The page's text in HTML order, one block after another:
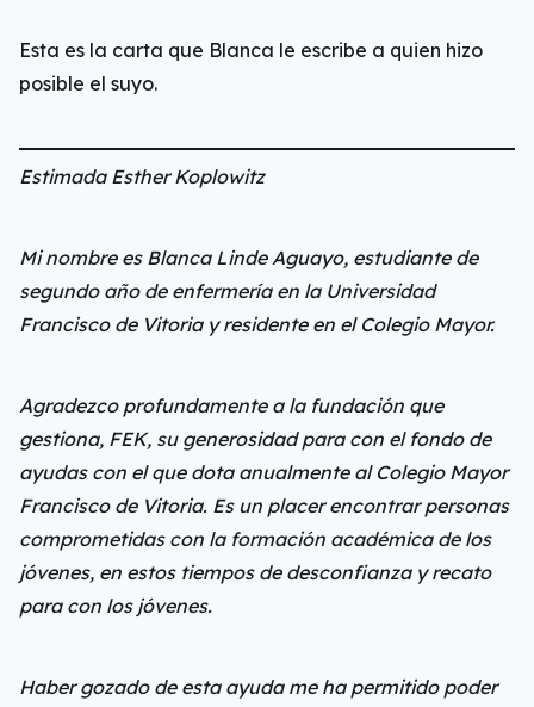
Esta es la carta que Blanca le escribe a quien hizo
posible el suyo.
Estimada Esther Koplowitz
Mi nombre es Blanca Linde Aguayo, estudiante de
segundo año de enfermería en la Universidad
Francisco de Vitoria y residente en el Colegio Mayor.
Agradezco profundamente a la fundación que
gestiona, FEK, su generosidad para con el fondo de
ayudas con el que dota anualmente al Colegio Mayor
Francisco de Vitoria. Es un placer encontrar personas
comprometidas con la formación académica de los
jóvenes, en estos tiempos de desconfianza y recato
para con los jóvenes.
Haber gozado de esta ayuda me ha permitido poder